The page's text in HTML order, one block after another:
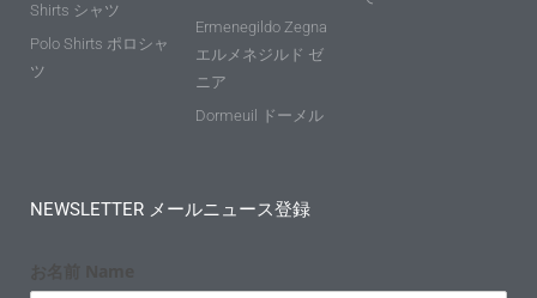
Shirts シャツ
Polo Shirts ポロシャ
ツ
Ermenegildo Zegna
エルメネジルド ゼ
ニア
Dormeuil ドーメル
NEWSLETTER メールニュース登録